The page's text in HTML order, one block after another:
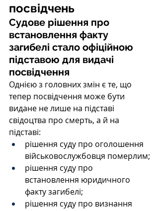
посвідчень
Судове рішення про
встановлення факту
загибелі стало офіційною
підставою для видачі
посвідчення
Однією з головних змін є те, що
тепер посвідчення може бути
видане не лише на підставі
свідоцтва про смерть, а й на
підставі:
рішення суду про оголошення
військовослужбовця померлим;
рішення суду про
встановлення юридичного
факту загибелі;
рішення суду про визнання